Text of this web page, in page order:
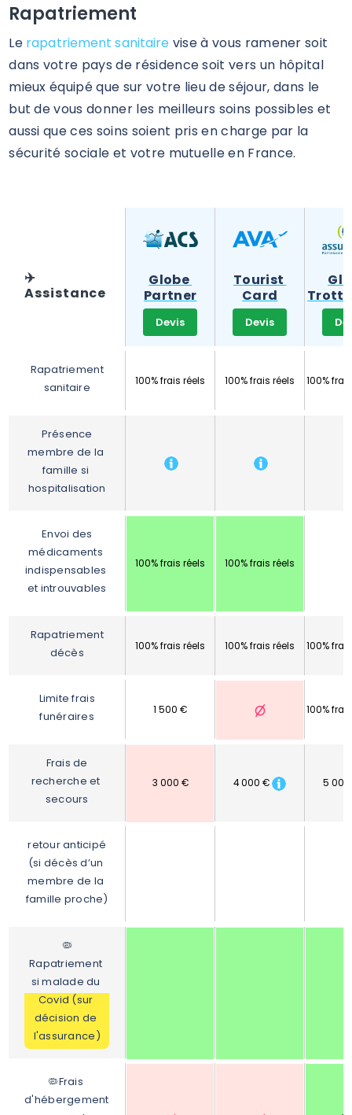
Rapatriement
Le rapatriement sanitaire vise à vous ramener soit
dans votre pays de résidence soit vers un hôpital
mieux équipé que sur votre lieu de séjour, dans le
but de vous donner les meilleurs soins possibles et
aussi que ces soins soient pris en charge par la
sécurité sociale et votre mutuelle en France.
✈️
Assistance
Globe
Partner
Devis
Tourist
Card
Devis
Rapatriement
sanitaire
100% frais réels 100% frais réels 100%
Présence
membre de la
famille si
hospitalisation
Envoi des
médicaments
indispensables
et introuvables
100% frais réels 100% frais réels
Rapatriement
décès
100% frais réels 100% frais réels 100%
Limite frais
funéraires
1 500 € 100%
Frais de
recherche et
secours
3 000 € 4 000 € 5
retour anticipé
(si décès d’un
membre de la
famille proche)
🦠
Rapatriement
si malade du
Covid (sur
décision de
l'assurance)
🦠Frais
d'hébergement